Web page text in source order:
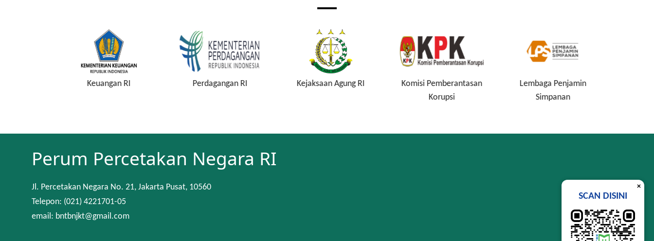
Keuangan RI Perdagangan RI Kejaksaan Agung RI
Komisi Pemberantasan
Korupsi
Lembaga Penjamin
Simpanan
Perum Percetakan Negara RI
Jl. Percetakan Negara No. 21, Jakarta Pusat, 10560
Telepon: (021) 4221701-05
email: bntbnjkt@gmail.com
×
SCAN DISINI